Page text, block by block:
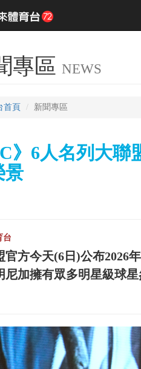
專區 NEWS
首頁 新聞專區
》6人名列大
景
台
官方今天(6日)公布2026
尼加擁有眾多明星級球